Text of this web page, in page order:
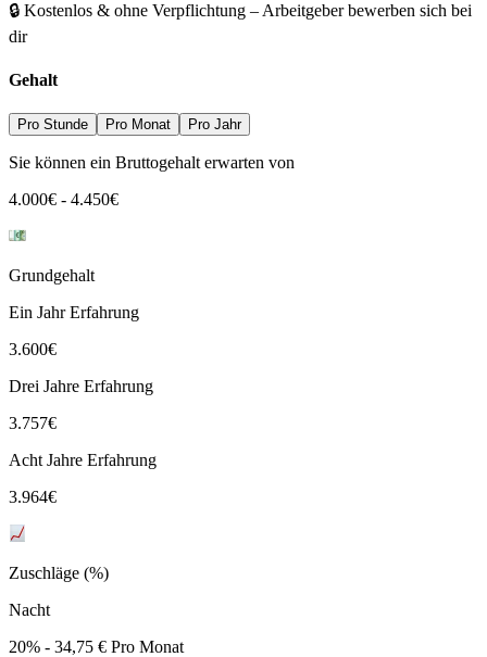
🔒 Kostenlos & ohne Verpflichtung – Arbeitgeber bewerben sich bei
dir
Gehalt
Pro Stunde Pro Monat Pro Jahr
Sie können ein Bruttogehalt erwarten von
4.000€ - 4.450€
Grundgehalt
Ein Jahr Erfahrung
3.600€
Drei Jahre Erfahrung
3.757€
Acht Jahre Erfahrung
3.964€
Zuschläge (%)
Nacht
20% - 34,75 € Pro Monat